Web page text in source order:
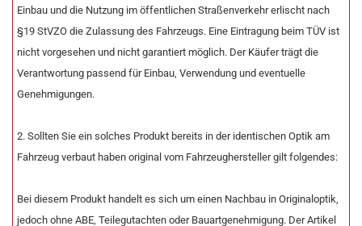
Einbau und die Nutzung im öffentlichen Straßenverkehr erlischt nach
§19 StVZO die Zulassung des Fahrzeugs. Eine Eintragung beim TÜV ist
nicht vorgesehen und nicht garantiert möglich. Der Käufer trägt die
Verantwortung passend für Einbau, Verwendung und eventuelle
Genehmigungen.
2. Sollten Sie ein solches Produkt bereits in der identischen Optik am
Fahrzeug verbaut haben original vom Fahrzeughersteller gilt folgendes:
Bei diesem Produkt handelt es sich um einen Nachbau in Originaloptik,
jedoch ohne ABE, Teilegutachten oder Bauartgenehmigung. Der Artikel